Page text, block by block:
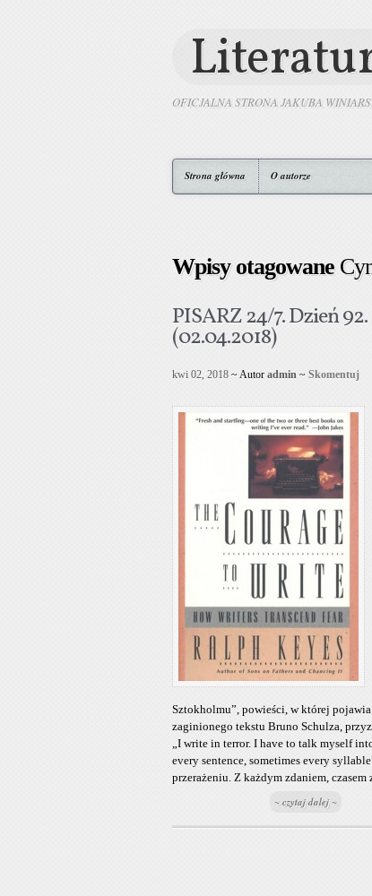
OFICJALNA STRONA JAKUBA
Strona główna O autorze
Wpisy otagowane
PISARZ 24/7. Dzień 92.
(02.04.2018)
kwi 02, 2018 ~ Autor admin ~ Skomentuj
Sztokholmu”, powieści, w której
zaginionego tekstu Bruno Schulza,
„I write in terror. I have to talk myself
every sentence, sometimes every
przerażeniu. Z każdym zdaniem, czasem
~ czytaj dalej ~